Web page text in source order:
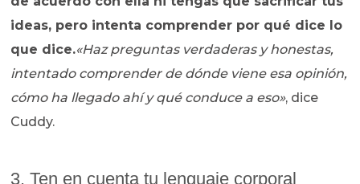
ideas, pero intenta comprender por qué dice lo
que dice.«Haz preguntas verdaderas y honestas,
intentado comprender de dónde viene esa opinión,
cómo ha llegado ahí y qué conduce a eso», dice
Cuddy.
3. Ten en cuenta tu lenguaje corporal